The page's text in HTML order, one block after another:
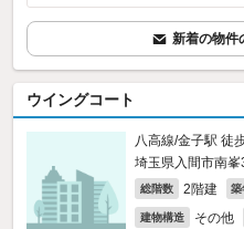
新着の物件
ウイングコート
八高線/金子駅 徒
埼玉県入間市南
総階数 2階建 築
建物構造 その他